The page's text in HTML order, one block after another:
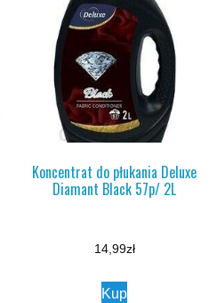
Koncentrat do płukania Deluxe
Diamant Black 57p/ 2L
14,99zł
Kup